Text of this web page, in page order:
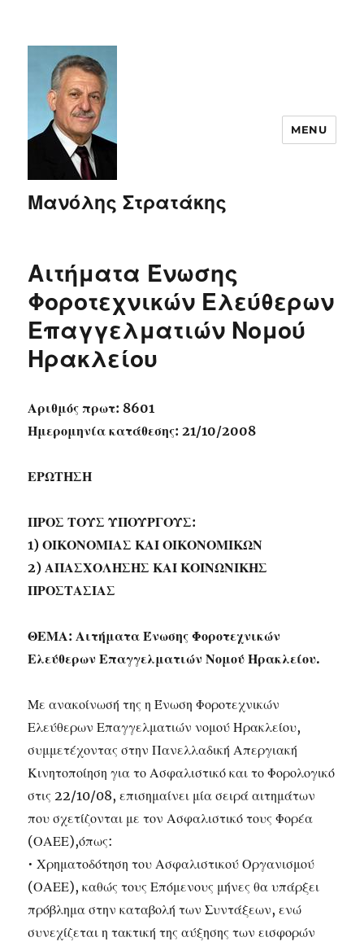
Μανόλης Στρατάκης
MENU
Αιτήματα Ένωσης
Φοροτεχνικών Ελεύθερων
Επαγγελματιών Νομού
Ηρακλείου
Αριθμός πρωτ: 8601
Ημερομηνία κατάθεσης: 21/10/2008
ΕΡΩΤΗΣΗ
ΠΡΟΣ ΤΟΥΣ ΥΠΟΥΡΓΟΥΣ:
1) ΟΙΚΟΝΟΜΙΑΣ ΚΑΙ ΟΙΚΟΝΟΜΙΚΩΝ
2) ΑΠΑΣΧΟΛΗΣΗΣ ΚΑΙ ΚΟΙΝΩΝΙΚΗΣ
ΠΡΟΣΤΑΣΙΑΣ
ΘΕΜΑ: Αιτήματα Ένωσης Φοροτεχνικών
Ελεύθερων Επαγγελματιών Νομού Ηρακλείου.
Με ανακοίνωσή της η Ένωση Φοροτεχνικών
Ελεύθερων Επαγγελματιών νομού Ηρακλείου,
συμμετέχοντας στην Πανελλαδική Απεργιακή
Κινητοποίηση για το Ασφαλιστικό και το Φορολογικό
στις 22/10/08, επισημαίνει μία σειρά αιτημάτων
που σχετίζονται με τον Ασφαλιστικό τους Φορέα
(ΟΑΕΕ),όπως:
• Χρηματοδότηση του Ασφαλιστικού Οργανισμού
(ΟΑΕΕ), καθώς τους Επόμενους μήνες θα υπάρξει
πρόβλημα στην καταβολή των Συντάξεων, ενώ
συνεχίζεται η τακτική της αύξησης των εισφορών